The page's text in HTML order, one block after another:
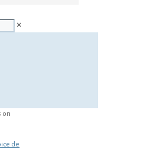
✕
on